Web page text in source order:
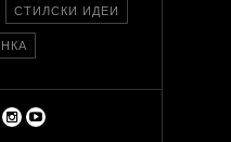
СТИЛСКИ ИДЕИ